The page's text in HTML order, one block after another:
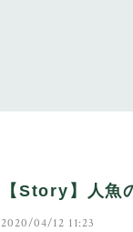
【Story】人魚
2020/04/12 11:23